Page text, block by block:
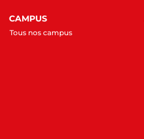
CAMPUS
Tous nos campus